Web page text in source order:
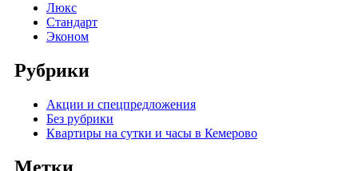
Люкс
Стандарт
Эконом
Рубрики
Акции и спецпредложения
Без рубрики
Квартиры на сутки и часы в Кемерово